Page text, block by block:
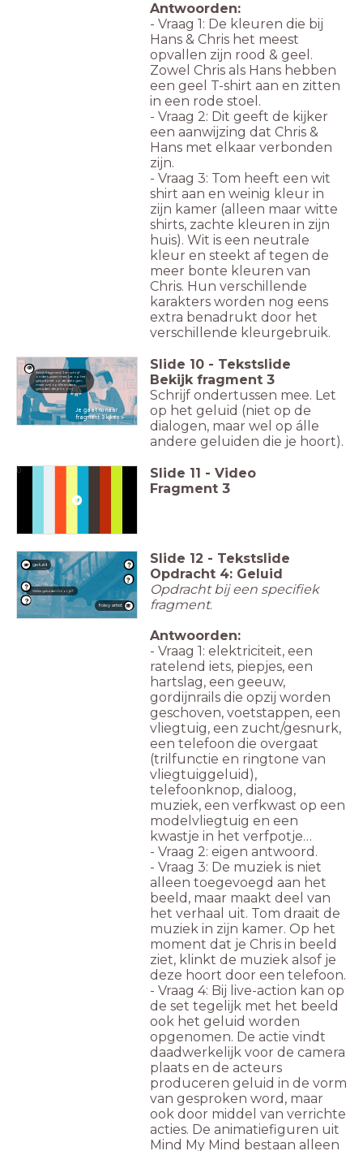
Antwoorden:
- Vraag 1: De kleuren die bij
Hans & Chris het meest
opvallen zijn rood & geel.
Zowel Chris als Hans hebben
een geel T-shirt aan en zitten
in een rode stoel.
- Vraag 2: Dit geeft de kijker
een aanwijzing dat Chris &
Hans met elkaar verbonden
zijn.
- Vraag 3: Tom heeft een wit
shirt aan en weinig kleur in
zijn kamer (alleen maar witte
shirts, zachte kleuren in zijn
huis). Wit is een neutrale
kleur en steekt af tegen de
meer bonte kleuren van
Chris. Hun verschillende
karakters worden nog eens
extra benadrukt door het
verschillende kleurgebruik.
Je gaat nu naar
fragment 3 kijken >
Bekijk fragment 3 en schrijf
ondertussen mee. Let op het
geluid (niet op de dialogen,
maar wel op álle andere
geluiden die je hoort).
Slide 10 - Tekstslide
Bekijk fragment 3
Schrijf ondertussen mee. Let
op het geluid (niet op de
dialogen, maar wel op álle
andere geluiden die je hoort).
0 Slide 11 - Video
Fragment 3
geluid
Welke geluiden hoor je?
foley artist
Slide 12 - Tekstslide
Opdracht 4: Geluid
Opdracht bij een specifiek
fragment.
Antwoorden:
- Vraag 1: elektriciteit, een
ratelend iets, piepjes, een
hartslag, een geeuw,
gordijnrails die opzij worden
geschoven, voetstappen, een
vliegtuig, een zucht/gesnurk,
een telefoon die overgaat
(trilfunctie en ringtone van
vliegtuiggeluid),
telefoonknop, dialoog,
muziek, een verfkwast op een
modelvliegtuig en een
kwastje in het verfpotje…
- Vraag 2: eigen antwoord.
- Vraag 3: De muziek is niet
alleen toegevoegd aan het
beeld, maar maakt deel van
het verhaal uit. Tom draait de
muziek in zijn kamer. Op het
moment dat je Chris in beeld
ziet, klinkt de muziek alsof je
deze hoort door een telefoon.
- Vraag 4: Bij live-action kan op
de set tegelijk met het beeld
ook het geluid worden
opgenomen. De actie vindt
daadwerkelijk voor de camera
plaats en de acteurs
produceren geluid in de vorm
van gesproken word, maar
ook door middel van verrichte
acties. De animatiefiguren uit
Mind My Mind bestaan alleen